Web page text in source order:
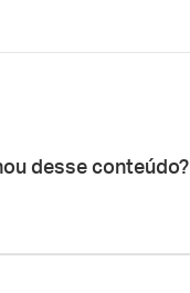
desse conteúdo?